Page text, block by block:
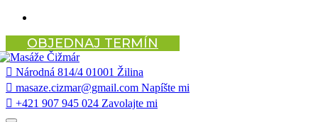
Preskočiť
obsahOBJEDNAJ TERMÍN
Národná 814/4 01001 Žilina
masaze.cizmar@gmail.com Napíšte mi
+421 907 945 024 Zavolajte mi